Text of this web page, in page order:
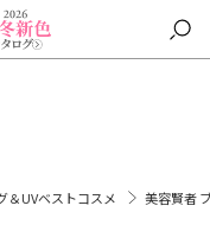
＆UVベストコスメ 美容賢者